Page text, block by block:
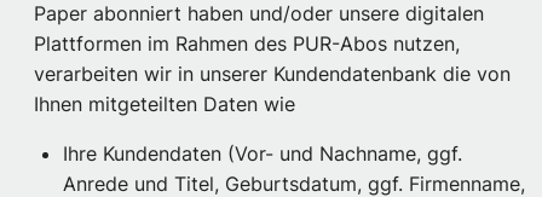
Paper abonniert haben und/oder unsere digitalen
Plattformen im Rahmen des PUR-Abos nutzen,
verarbeiten wir in unserer Kundendatenbank die von
Ihnen mitgeteilten Daten wie
Ihre Kundendaten (Vor- und Nachname, ggf.
Anrede und Titel, Geburtsdatum, ggf. Firmenname,